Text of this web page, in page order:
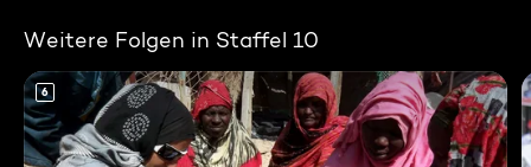
Weitere Folgen in Staffel 10
6